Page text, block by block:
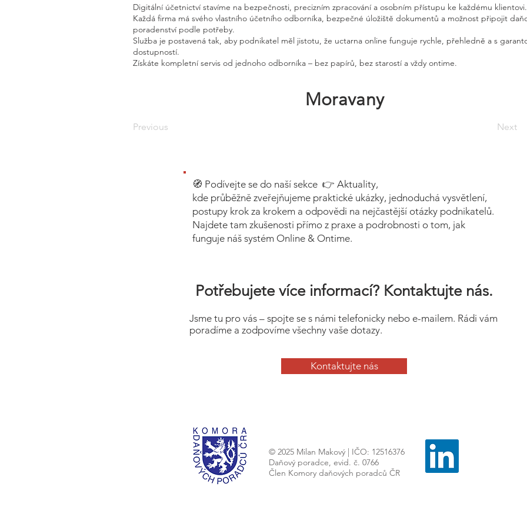
Digitální účetnictví stavíme na bezpečnosti, precizním zpracování a osobním přístupu ke každému klientovi.
Každá firma má svého vlastního účetního odborníka, bezpečné úložiště dokumentů a možnost připojit
poradenství podle potřeby.
Služba je postavená tak, aby podnikatel měl jistotu, že uctarna online funguje rychle, přehledně a s
dostupností.
Získáte kompletní servis od jednoho odborníka – bez papírů, bez starostí a vždy ontime.
Moravany
Previous Next
🧭 Podívejte se do naší sekce 👉 Aktuality,
kde průběžně zveřejňujeme praktické ukázky, jednoduchá vysvětlení,
postupy krok za krokem a odpovědi na nejčastější otázky podnikatelů.
Najdete tam zkušenosti přímo z praxe a podrobnosti o tom, jak
funguje náš systém Online & Ontime.
Potřebujete více informací? Kontaktujte nás.
Jsme tu pro vás – spojte se s námi telefonicky nebo e-mailem. Rádi vám
poradíme a zodpovíme všechny vaše dotazy.
Kontaktujte nás
© 2025 Milan Makový | IČO: 12516376
Daňový poradce, evid. č. 0766
Člen Komory daňových poradců ČR